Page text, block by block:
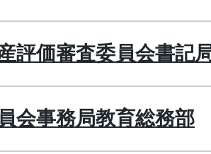
評価審査委員会書記
会事務局教育総務部